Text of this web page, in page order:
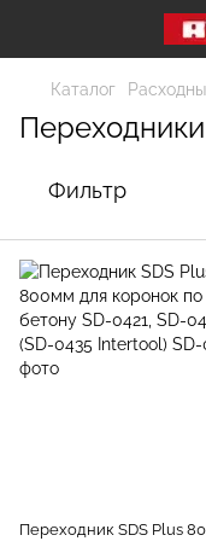
Каталог
Фильтр
Переходник SDS Plus